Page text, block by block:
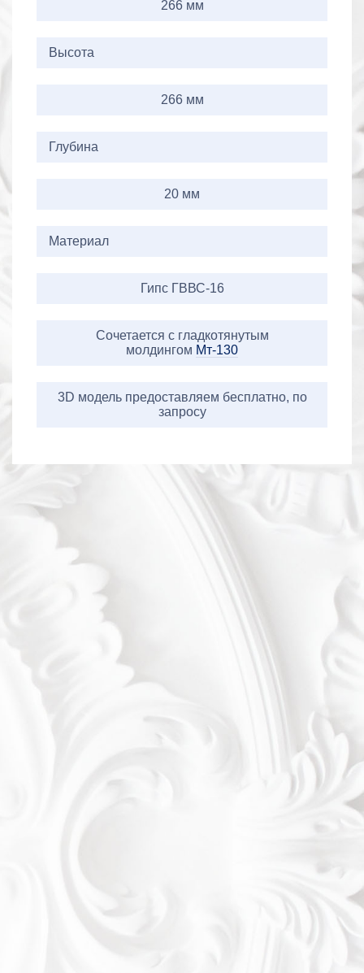
266 мм
Высота
266 мм
Глубина
20 мм
Материал
Гипс ГВВС-16
Сочетается с гладкотянутым
молдингом Мт-130
3D модель предоставляем бесплатно, по
запросу